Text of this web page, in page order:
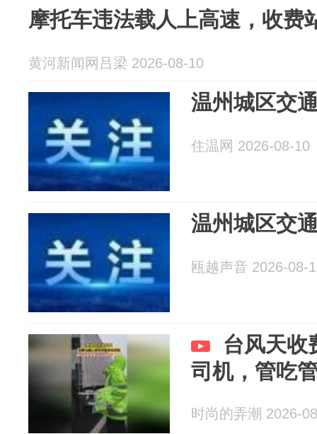
摩托车违法载人上高速，收费
黄河新闻网吕梁 2026-08-10
温州城区交
住温网 2026-08-10
温州城区交
瓯越声音 2026-08-
台风天收
司机，管吃
时尚的弄潮 2026-